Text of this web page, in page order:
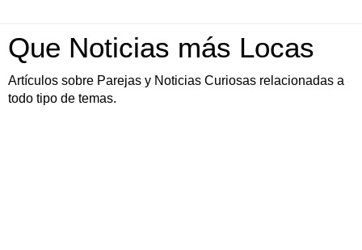
Que Noticias más Locas
Artículos sobre Parejas y Noticias Curiosas relacionadas a
todo tipo de temas.